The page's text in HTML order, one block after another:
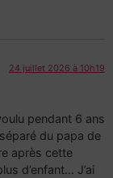
24 juillet 2026 à 10h19
pendant 6 ans
du papa de
après cette
d’enfant… J’ai